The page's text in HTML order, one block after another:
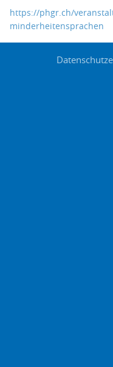
https://phgr.ch/
minderheitensprachen